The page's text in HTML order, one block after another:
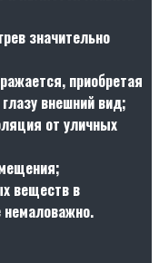
значительно
приобретая
внешний вид;
от уличных
веществ в